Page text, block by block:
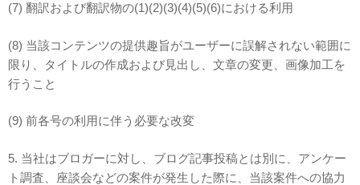
(7) 翻訳および翻訳物の(1)(2)(3)(4)(5)(6)における利用
(8) 当該コンテンツの提供趣旨がユーザーに誤解されない範囲に
限り、タイトルの作成および見出し、文章の変更、画像加工を
行うこと
(9) 前各号の利用に伴う必要な改変
5. 当社はブロガーに対し、ブログ記事投稿とは別に、アンケー
ト調査、座談会などの案件が発生した際に、当該案件への協力